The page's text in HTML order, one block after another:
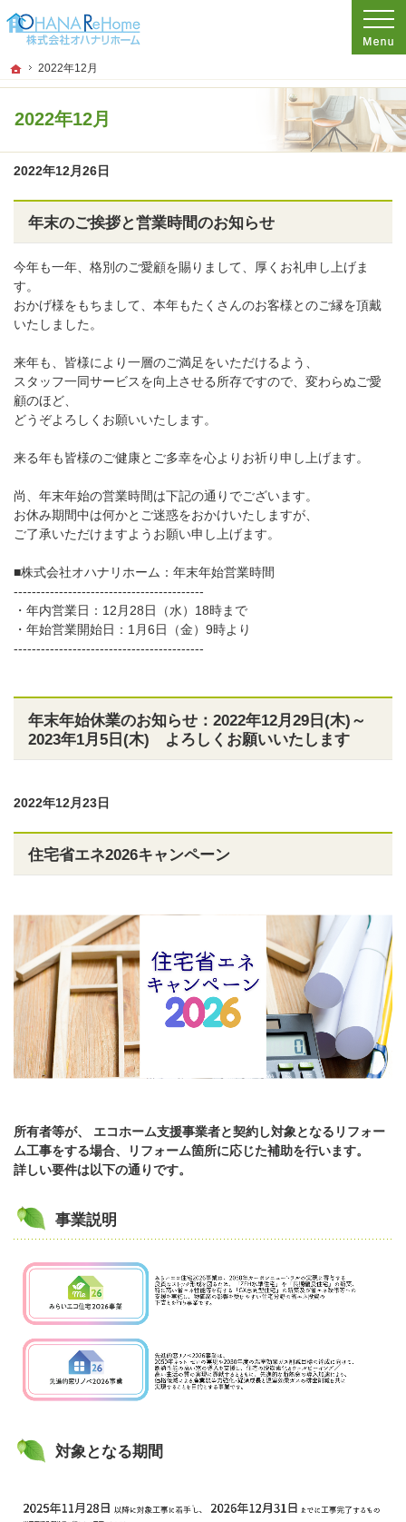
ホーム
2022年12月
2022年12月
プロの目線からご提案。神奈川県茅ケ崎市のリフォームを手がける工務店なら当社
リフォームをお考えなら神奈川県茅ケ崎市の工務店【オハナリホーム】へ！
2022年12月26日
年末のご挨拶と営業時間のお知らせ
今年も一年、格別のご愛顧を賜りまして、厚くお礼申し上げま
す。
おかげ様をもちまして、本年もたくさんのお客様とのご縁を頂戴
いたしました。
来年も、皆様により一層のご満足をいただけるよう、
スタッフ一同サービスを向上させる所存ですので、変わらぬご愛
顧のほど、
どうぞよろしくお願いいたします。
来る年も皆様のご健康とご多幸を心よりお祈り申し上げます。
尚、年末年始の営業時間は下記の通りでございます。
お休み期間中は何かとご迷惑をおかけいたしますが、
ご了承いただけますようお願い申し上げます。
■株式会社オハナリホーム：年末年始営業時間
------------------------------------------
・年内営業日：12月28日（水）18時まで
・年始営業開始日：1月6日（金）9時より
------------------------------------------
年末年始休業のお知らせ：2022年12月29日(木)～
2023年1月5日(木) よろしくお願いいたします
2022年12月23日
住宅省エネ2026キャンペーン
所有者等が、 エコホーム支援事業者と契約し対象となるリフォー
ム工事をする場合、リフォーム箇所に応じた補助を行います。
詳しい要件は以下の通りです。
事業説明
対象となる期間